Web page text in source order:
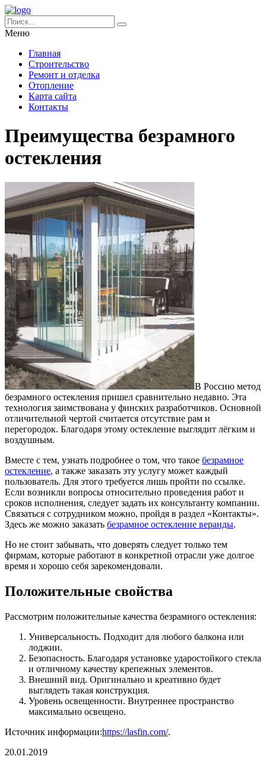
Меню
Главная
Строительство
Ремонт и отделка
Отопление
Карта сайта
Контакты
Преимущества безрамного
остекления
В Россию метод
безрамного остекления пришел сравнительно недавно. Эта
технология заимствована у финских разработчиков. Основной
отличительной чертой считается отсутствие рам и
перегородок. Благодаря этому остекление выглядит лёгким и
воздушным.
Вместе с тем, узнать подробнее о том, что такое безрамное
остекление, а также заказать эту услугу может каждый
пользователь. Для этого требуется лишь пройти по ссылке.
Если возникли вопросы относительно проведения работ и
сроков исполнения, следует задать их консультанту компании.
Связаться с сотрудником можно, пройдя в раздел «Контакты».
Здесь же можно заказать безрамное остекление веранды.
Но не стоит забывать, что доверять следует только тем
фирмам, которые работают в конкретной отрасли уже долгое
время и хорошо себя зарекомендовали.
Положительные свойства
Рассмотрим положительные качества безрамного остекления:
Универсальность. Подходит для любого балкона или
лоджии.
Безопасность. Благодаря установке ударостойкого стекла
и отличному качеству крепежных элементов.
Внешний вид. Оригинально и креативно будет
выглядеть такая конструкция.
Уровень освещенности. Внутреннее пространство
максимально освещено.
Источник информации:https://lasfin.com/.
20.01.2019